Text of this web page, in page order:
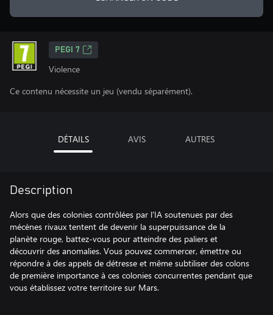
PEGI 7
Violence
Ce contenu nécessite un jeu (vendu séparément).
DÉTAILS AVIS AUTRES
Description
Alors que des colonies contrôlées par l'IA soutenues par des
mécènes rivaux tentent de devenir la superpuissance de la
planète rouge, battez-vous pour atteindre des paliers et
découvrir des anomalies. Vous pouvez commercer, émettre ou
répondre à des appels de détresse et même subtiliser des colons
de première importance à ces colonies concurrentes pendant que
vous établissez votre territoire sur Mars.